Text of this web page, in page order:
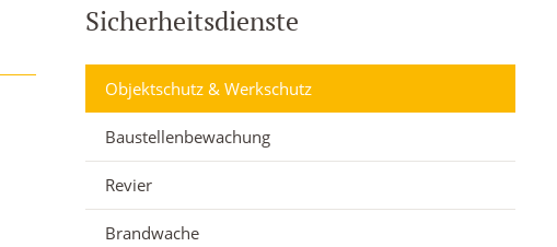
Sicherheitsdienste
Objektschutz & Werkschutz
Baustellenbewachung
Revier
Brandwache